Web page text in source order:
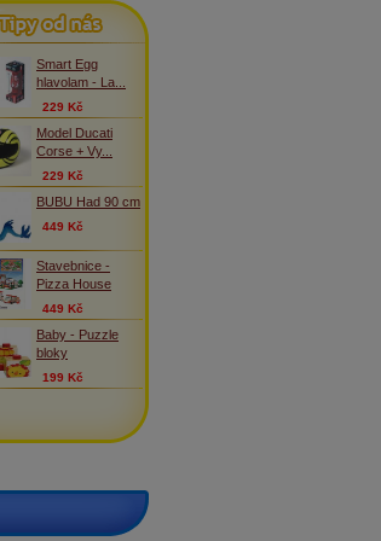
Tipy od nás
Smart Egg
hlavolam - La...
229 Kč
Model Ducati
Corse + Vy...
229 Kč
BUBU Had 90 cm
449 Kč
Stavebnice -
Pizza House
449 Kč
Baby - Puzzle
bloky
199 Kč